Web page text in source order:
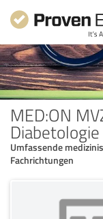
MED:ON
Umfassende
Fachrichtungen